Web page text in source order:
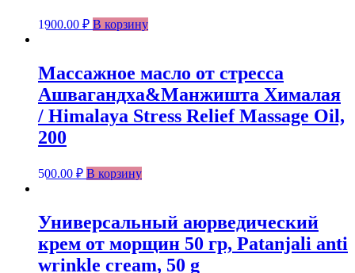
1900.00 ₽ В корзину
Массажное масло от стресса
Ашвагандха&Манжишта Хималая
/ Himalaya Stress Relief Massage Oil,
200
500.00 ₽ В корзину
Универсальный аюрведический
крем от морщин 50 гр, Patanjali anti
wrinkle cream, 50 g